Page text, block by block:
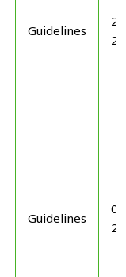
Guidelines
Guidelines